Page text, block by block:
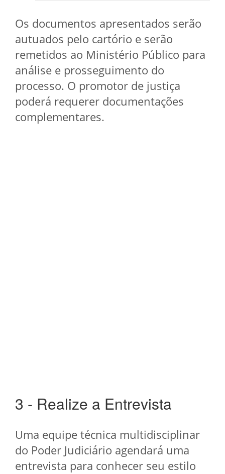
Os documentos apresentados serão
autuados pelo cartório e serão
remetidos ao Ministério Público para
análise e prosseguimento do
processo. O promotor de justiça
poderá requerer documentações
complementares.
3 - Realize a Entrevista
Uma equipe técnica multidisciplinar
do Poder Judiciário agendará uma
entrevista para conhecer seu estilo